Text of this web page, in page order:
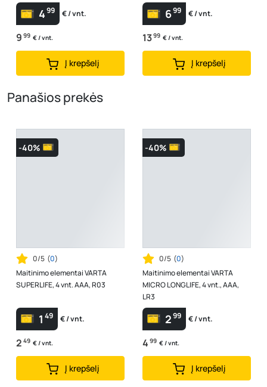
galvos, 3xAAA elementai (komp...
499 € / vnt.
9 99 € / vnt.
Į krepšelį
A170640103
699 € / vnt.
1399 € / vnt.
Į krepšelį
Panašios prekės
-40%
0/5 (0)
Maitinimo elementai VARTA
SUPERLIFE, 4 vnt. AAA, R03
1 49 € / vnt.
2 49 € / vnt.
Į krepšelį
-40%
0/5 (0)
Maitinimo elementai VARTA
MICRO LONGLIFE, 4 vnt., AAA,
LR3
299 € / vnt.
4 99 € / vnt.
Į krepšelį